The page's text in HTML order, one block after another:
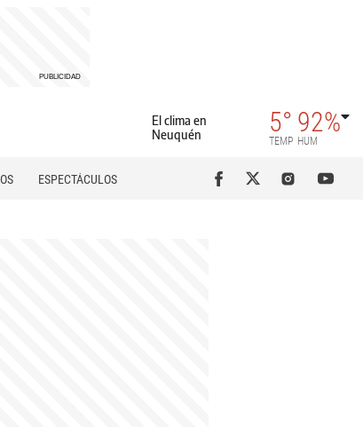
El clima en
Neuquén
5°
TEMP
92%
HUM
ESPECTÁCULOS